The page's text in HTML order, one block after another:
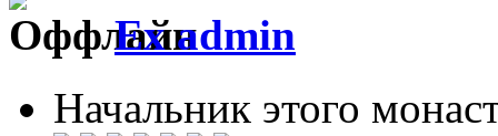
Ex admin
Начальник этого